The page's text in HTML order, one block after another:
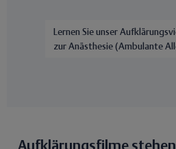
Lernen Sie unser
zur Anästhesie (Ambulante